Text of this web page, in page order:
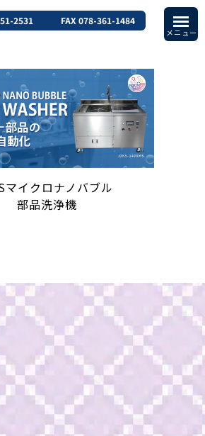
2531 FAX 078-361-1484
マイクロナノバブル
部品洗浄機